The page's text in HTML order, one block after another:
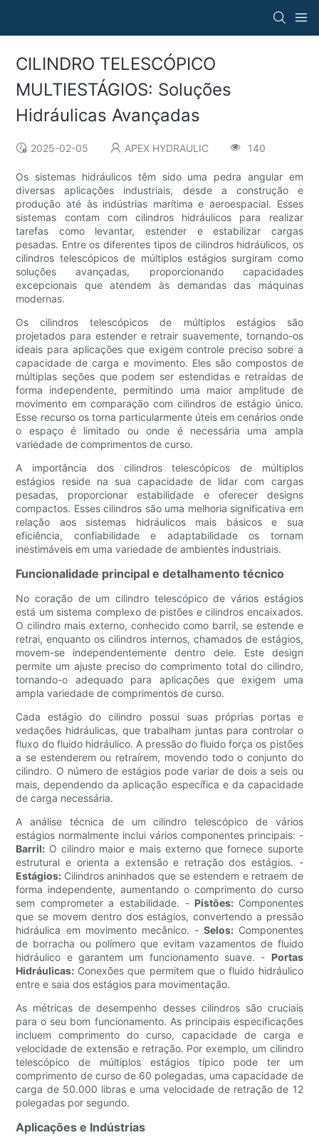
CILINDRO TELESCÓPICO
MULTIESTÁGIOS: Soluções
Hidráulicas Avançadas
2025-02-05 APEX HYDRAULIC 140
Os sistemas hidráulicos têm sido uma pedra angular em
diversas aplicações industriais, desde a construção e
produção até às indústrias marítima e aeroespacial. Esses
sistemas contam com cilindros hidráulicos para realizar
tarefas como levantar, estender e estabilizar cargas
pesadas. Entre os diferentes tipos de cilindros hidráulicos, os
cilindros telescópicos de múltiplos estágios surgiram como
soluções avançadas, proporcionando capacidades
excepcionais que atendem às demandas das máquinas
modernas.
Os cilindros telescópicos de múltiplos estágios são
projetados para estender e retrair suavemente, tornando-os
ideais para aplicações que exigem controle preciso sobre a
capacidade de carga e movimento. Eles são compostos de
múltiplas seções que podem ser estendidas e retraídas de
forma independente, permitindo uma maior amplitude de
movimento em comparação com cilindros de estágio único.
Esse recurso os torna particularmente úteis em cenários onde
o espaço é limitado ou onde é necessária uma ampla
variedade de comprimentos de curso.
A importância dos cilindros telescópicos de múltiplos
estágios reside na sua capacidade de lidar com cargas
pesadas, proporcionar estabilidade e oferecer designs
compactos. Esses cilindros são uma melhoria significativa em
relação aos sistemas hidráulicos mais básicos e sua
eficiência, confiabilidade e adaptabilidade os tornam
inestimáveis ​​em uma variedade de ambientes industriais.
Funcionalidade principal e detalhamento técnico
No coração de um cilindro telescópico de vários estágios
está um sistema complexo de pistões e cilindros encaixados.
O cilindro mais externo, conhecido como barril, se estende e
retrai, enquanto os cilindros internos, chamados de estágios,
movem-se independentemente dentro dele. Este design
permite um ajuste preciso do comprimento total do cilindro,
tornando-o adequado para aplicações que exigem uma
ampla variedade de comprimentos de curso.
Cada estágio do cilindro possui suas próprias portas e
vedações hidráulicas, que trabalham juntas para controlar o
fluxo do fluido hidráulico. A pressão do fluido força os pistões
a se estenderem ou retraírem, movendo todo o conjunto do
cilindro. O número de estágios pode variar de dois a seis ou
mais, dependendo da aplicação específica e da capacidade
de carga necessária.
A análise técnica de um cilindro telescópico de vários
estágios normalmente inclui vários componentes principais: -
Barril: O cilindro maior e mais externo que fornece suporte
estrutural e orienta a extensão e retração dos estágios. -
Estágios: Cilindros aninhados que se estendem e retraem de
forma independente, aumentando o comprimento do curso
sem comprometer a estabilidade. - Pistões: Componentes
que se movem dentro dos estágios, convertendo a pressão
hidráulica em movimento mecânico. -Selos: Componentes
de borracha ou polímero que evitam vazamentos de fluido
hidráulico e garantem um funcionamento suave. - Portas
Hidráulicas: Conexões que permitem que o fluido hidráulico
entre e saia dos estágios para movimentação.
As métricas de desempenho desses cilindros são cruciais
para o seu bom funcionamento. As principais especificações
incluem comprimento do curso, capacidade de carga e
velocidade de extensão e retração. Por exemplo, um cilindro
telescópico de múltiplos estágios típico pode ter um
comprimento de curso de 60 polegadas, uma capacidade de
carga de 50.000 libras e uma velocidade de retração de 12
polegadas por segundo.
Aplicações e Indústrias